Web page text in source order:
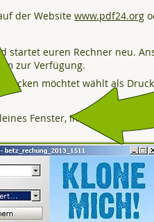
der Website www.pdf24.org
startet euren Rechner neu.
zur Verfügung.
möchtet wählt als
Fenster, in dem ihr nun